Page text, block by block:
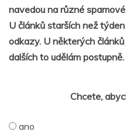
navedou na různé
U článků starších než
odkazy. U některých
dalších to udělám
Chcete,
ano